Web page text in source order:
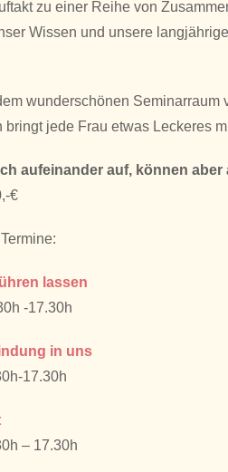
zu einer Reihe von
Wissen und unsere
wunderschönen
jede Frau etwas Leckeres
aufeinander auf, können
€
lassen
-17.30h
in uns
17.30h
– 17.30h